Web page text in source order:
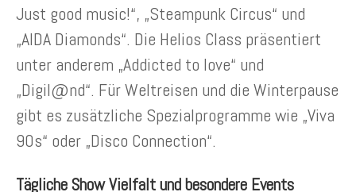
Just good music!“, „Steampunk Circus“ und
„AIDA Diamonds“. Die Helios Class präsentiert
unter anderem „Addicted to love“ und
„Digil@nd“. Für Weltreisen und die Winterpause
gibt es zusätzliche Spezialprogramme wie „Viva
90s“ oder „Disco Connection“.
Tägliche Show Vielfalt und besondere Events